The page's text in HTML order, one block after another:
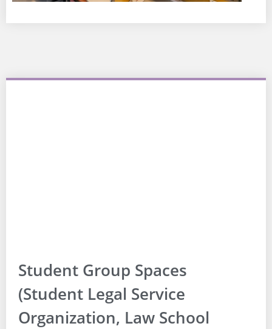
Student Group Spaces
(Student Legal Service
Organization, Law School